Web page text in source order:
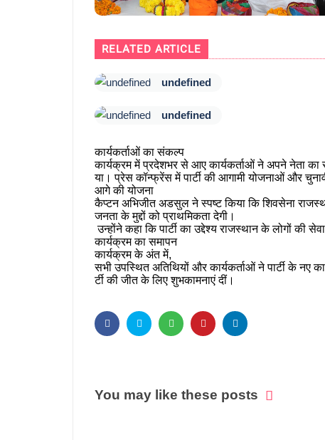
RELATED ARTICLE
undefined
undefined
कार्यकर्ताओं का संकल्प
कार्यक्रम में प्रदेशभर से आए कार्यकर्ताओं ने अपने नेता का
या। प्रेस कॉन्फ्रेंस में पार्टी की आगामी योजनाओं और
आगे की योजना
कैप्टन अभिजीत अडसुल ने स्पष्ट किया कि शिवसेना
जनता के मुद्दों को प्राथमिकता देगी।
उन्होंने कहा कि पार्टी का उद्देश्य राजस्थान के लोगों की सेवा
कार्यक्रम का समापन
कार्यक्रम के अंत में,
सभी उपस्थित अतिथियों और कार्यकर्ताओं ने पार्टी के नए
र्टी की जीत के लिए शुभकामनाएं दीं।
You may like these posts